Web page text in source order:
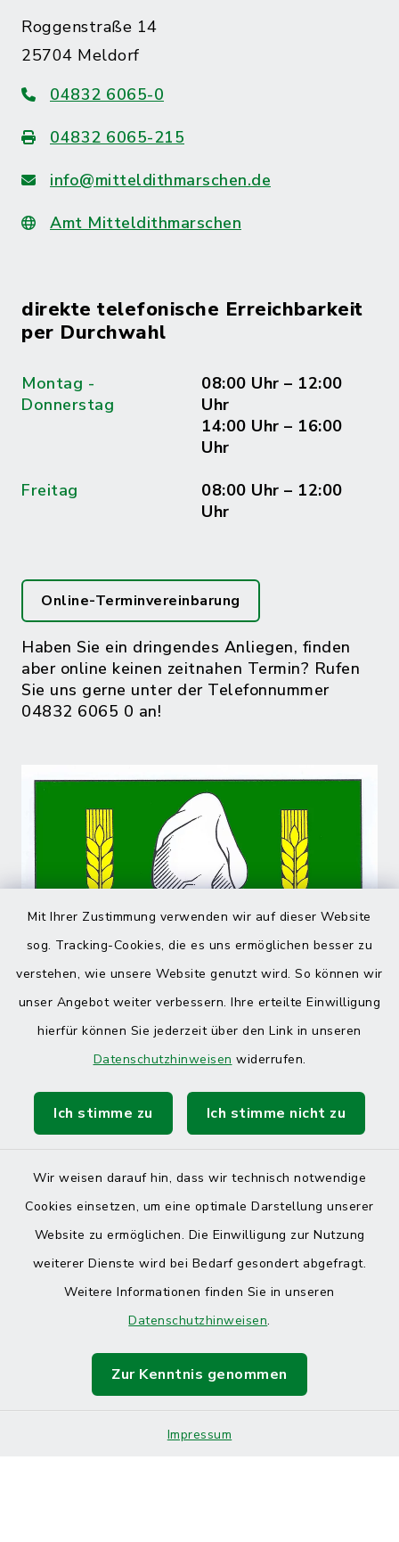
Mit Ihrer Zustimmung verwenden wir auf dieser Website
sog. Tracking-Cookies, die es uns ermöglichen besser zu
verstehen, wie unsere Website genutzt wird. So können wir
unser Angebot weiter verbessern. Ihre erteilte Einwilligung
hierfür können Sie jederzeit über den Link in unseren
Datenschutzhinweisen widerrufen.
Ich stimme zu Ich stimme nicht zu
Wir weisen darauf hin, dass wir technisch notwendige
Cookies einsetzen, um eine optimale Darstellung unserer
Website zu ermöglichen. Die Einwilligung zur Nutzung
weiterer Dienste wird bei Bedarf gesondert abgefragt.
Weitere Informationen finden Sie in unseren
Datenschutzhinweisen.
Zur Kenntnis genommen
Impressum
Roggenstraße 14
25704 Meldorf
04832 6065-0
04832 6065-215
info@mitteldithmarschen.de
Amt Mitteldithmarschen
direkte telefonische Erreichbarkeit
per Durchwahl
Montag -
Donnerstag
08:00 Uhr – 12:00
Uhr
14:00 Uhr – 16:00
Uhr
Freitag
08:00 Uhr – 12:00
Uhr
Online-Terminvereinbarung
Haben Sie ein dringendes Anliegen, finden
aber online keinen zeitnahen Termin? Rufen
Sie uns gerne unter der Telefonnummer
04832 6065 0 an!
Barrierefreiheit
Sitemap